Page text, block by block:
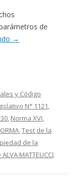
de
→
y Código
N° 1121,
, Norma XVI,
,Test de la
de la
ALVA MATTEUCCI.